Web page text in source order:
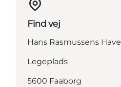
Find vej
Hans Rasmussens Have
Legeplads
5600 Faaborg